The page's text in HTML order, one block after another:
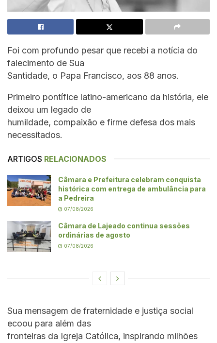
Foi com profundo pesar que recebi a notícia do
falecimento de Sua
Santidade, o Papa Francisco, aos 88 anos.
Primeiro pontífice latino-americano da história, ele
deixou um legado de
humildade, compaixão e firme defesa dos mais
necessitados.
ARTIGOS RELACIONADOS
Câmara e Prefeitura celebram conquista
histórica com entrega de ambulância para
a Pedreira
07/08/2026
Câmara de Lajeado continua sessões
ordinárias de agosto
07/08/2026
Sua mensagem de fraternidade e justiça social
ecoou para além das
fronteiras da Igreja Católica, inspirando milhões